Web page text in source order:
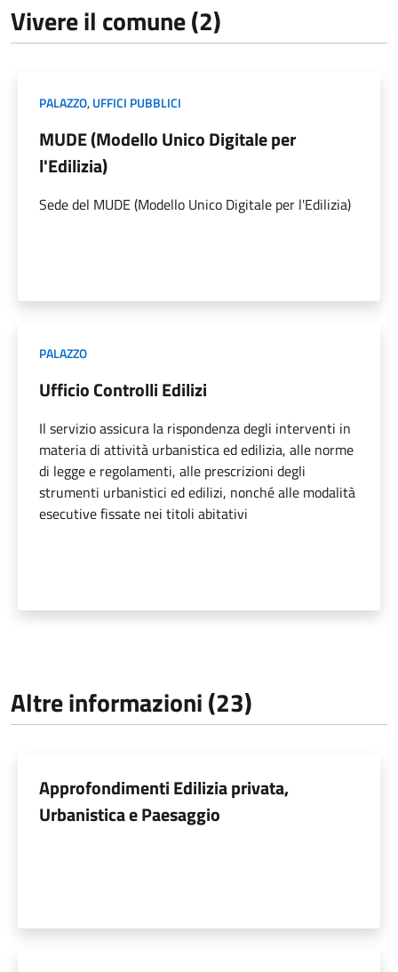
Vivere il comune (2)
PALAZZO,UFFICI PUBBLICI
MUDE (Modello Unico Digitale per
l'Edilizia)
Sede del MUDE (Modello Unico Digitale per l'Edilizia)
PALAZZO
Ufficio Controlli Edilizi
Il servizio assicura la rispondenza degli interventi in
materia di attività urbanistica ed edilizia, alle norme
di legge e regolamenti, alle prescrizioni degli
strumenti urbanistici ed edilizi, nonché alle modalità
esecutive fissate nei titoli abitativi
Altre informazioni (23)
Approfondimenti Edilizia privata,
Urbanistica e Paesaggio